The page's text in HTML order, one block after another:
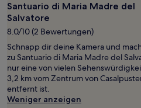
1 Übernachtung
von
2 Erwachsenen
gefunden
wurde.
Preise
und
Verfügbarkeiten
können
sich
Santuario di Maria Madre del
Salvatore
8.0/10 (2 Bewertungen)
Schnapp dir deine Kamera und
zu Santuario di Maria Madre del
nur eine von vielen
3,2 km vom Zentrum von
entfernt ist.
Weniger anzeigen